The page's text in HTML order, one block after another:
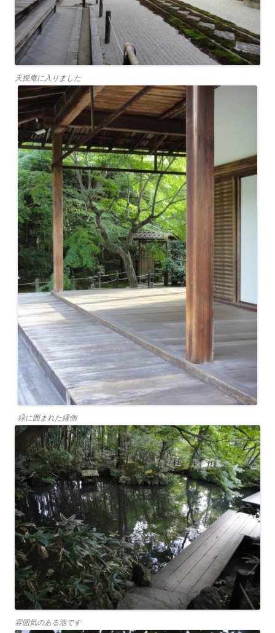
天授庵に入りました
緑に囲まれた縁側
雰囲気のある池です